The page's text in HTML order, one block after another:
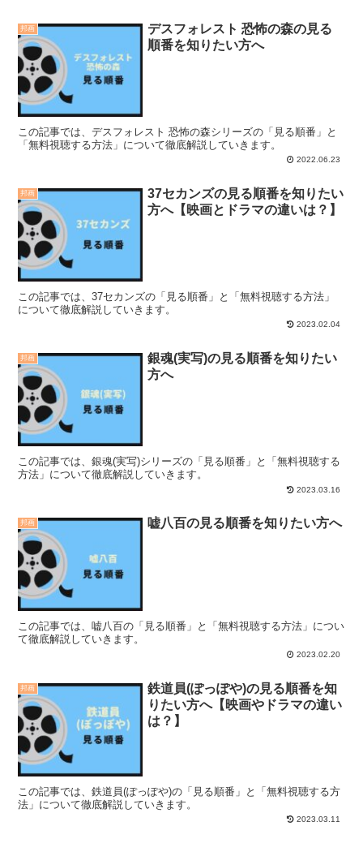
邦画
デスフォレスト 恐怖の森の見る
順番を知りたい方へ
この記事では、デスフォレスト 恐怖の森シリーズの「見る順番」と
「無料視聴する方法」について徹底解説していきます。
2022.06.23
邦画
37セカンズの見る順番を知りたい
方へ【映画とドラマの違いは？】
この記事では、37セカンズの「見る順番」と「無料視聴する方法」
について徹底解説していきます。
2023.02.04
邦画
銀魂(実写)の見る順番を知りたい
方へ
この記事では、銀魂(実写)シリーズの「見る順番」と「無料視聴する
方法」について徹底解説していきます。
2023.03.16
邦画 嘘八百の見る順番を知りたい方へ
この記事では、嘘八百の「見る順番」と「無料視聴する方法」につい
て徹底解説していきます。
2023.02.20
邦画
鉄道員(ぽっぽや)の見る順番を知
りたい方へ【映画やドラマの違い
は？】
この記事では、鉄道員(ぽっぽや)の「見る順番」と「無料視聴する方
法」について徹底解説していきます。
2023.03.11